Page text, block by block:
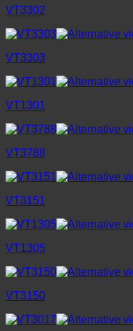
VT3302
VT3303
VT1301
VT3788
VT3151
VT1305
VT3150